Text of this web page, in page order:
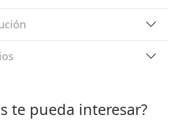
te pueda interesar?